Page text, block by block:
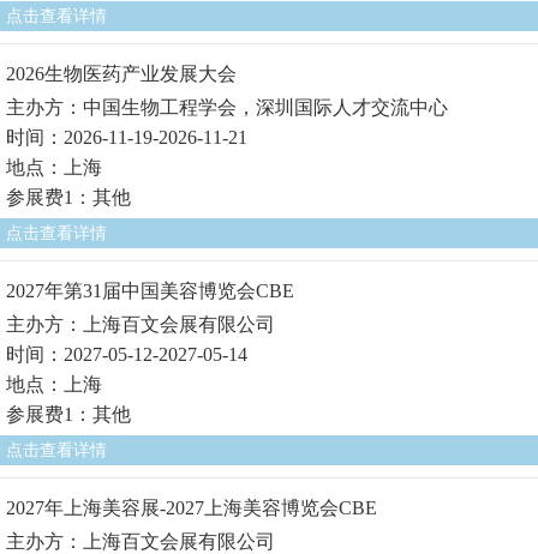
点击查看详情
2026生物医药产业发展大会
主办方：中国生物工程学会，深圳国际人才交流中心
时间：2026-11-19-2026-11-21
地点：上海
参展费1：其他
点击查看详情
2027年第31届中国美容博览会CBE
主办方：上海百文会展有限公司
时间：2027-05-12-2027-05-14
地点：上海
参展费1：其他
点击查看详情
2027年上海美容展-2027上海美容博览会CBE
主办方：上海百文会展有限公司